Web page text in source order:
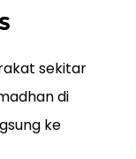
sekitar
di
ke